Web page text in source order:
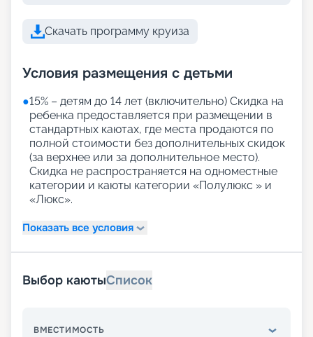
Скачать программу круиза
Условия размещения с детьми
●15% – детям до 14 лет (включительно) Скидка на
ребенка предоставляется при размещении в
стандартных каютах, где места продаются по
полной стоимости без дополнительных скидок
(за верхнее или за дополнительное место).
Скидка не распространяется на одноместные
категории и каюты категории «Полулюкс » и
«Люкс».
Показать все условия
Выбор каютыСписок
ВМЕСТИМОСТЬ